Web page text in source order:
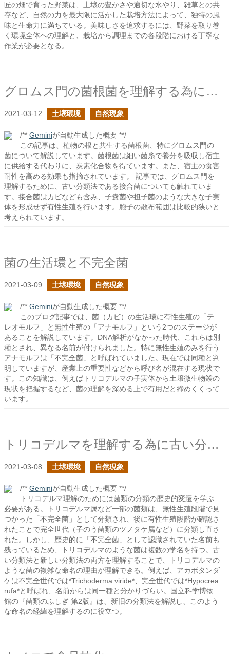
匠の畑で育った野菜は、土壌の豊かさや適切な水やり、雑草との共
存など、自然の力を最大限に活かした栽培方法によって、独特の風
味と生命力に満ちている。美味しさを追求するには、野菜を取り巻
く環境全体への理解と、栽培から調理までの各段階における丁寧な
作業が必要となる。
グロムス門の菌根菌を理解する為に古い分類法についてを学ぶ
2021-03-12 土壌環境 自然現象
/** Geminiが自動生成した概要 **/
この記事は、植物の根と共生する菌根菌、特にグロムス門の
菌について解説しています。菌根菌は細い菌糸で養分を吸収し宿主
に供給する代わりに、炭素化合物を得ています。また、宿主の食害
耐性を高める効果も指摘されています。 記事では、グロムス門を
理解するために、古い分類法である接合菌についても触れていま
す。接合菌はカビなども含み、子嚢菌や担子菌のような大きな子実
体を形成せず有性生殖を行います。胞子の散布範囲は比較的狭いと
考えられています。
菌の生活環と不完全菌
2021-03-09 土壌環境 自然現象
/** Geminiが自動生成した概要 **/
このブログ記事では、菌（カビ）の生活環に有性生殖の「テ
レオモルフ」と無性生殖の「アナモルフ」という2つのステージが
あることを解説しています。DNA解析がなかった時代、これらは別
種とされ、異なる名前が付けられました。特に無性生殖のみを行う
アナモルフは「不完全菌」と呼ばれていました。現在では同種と判
明していますが、産業上の重要性などから呼び名が混在する現状で
す。この知識は、例えばトリコデルマの子実体から土壌微生物叢の
現状を把握するなど、菌の理解を深める上で有用だと締めくくって
います。
トリコデルマを理解する為に古い分類法についてを学ぶ
2021-03-08 土壌環境 自然現象
/** Geminiが自動生成した概要 **/
トリコデルマ理解のためには菌類の分類の歴史的変遷を学ぶ
必要がある。トリコデルマ属など一部の菌類は、無性生殖段階で見
つかった「不完全菌」として分類され、後に有性生殖段階が確認さ
れたことで完全世代（子のう菌類のツノタケ属など）に分類し直さ
れた。しかし、歴史的に「不完全菌」として認識されていた名前も
残っているため、トリコデルマのような菌は複数の学名を持つ。古
い分類法と新しい分類法の両方を理解することで、トリコデルマの
ような菌の複雑な命名の理由が理解できる。例えば、アカボタンダ
ケは不完全世代では*Trichoderma viride*、完全世代では*Hypocrea
rufa*と呼ばれ、名前からは同一種と分かりづらい。国立科学博物
館の『菌類のふしぎ 第2版』は、新旧の分類法を解説し、このよう
な命名の経緯を理解するのに役立つ。